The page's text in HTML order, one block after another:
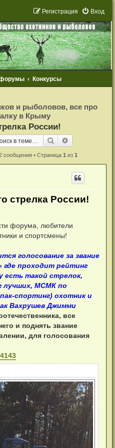
Вход
Регистрация
Конкурсы
и рыболовов, все про
в Крыму
России!
Поиск
сообщения • Страница 1 из 1
стрелка России!
форума, любители
и спортсмены!
голосование за звание
где проходит рейтинг
есть такой стрелок,
лучших, МСМК по
спортинг) охотник и
Вахрушев Джимми
все
и поднять звание
для голосования